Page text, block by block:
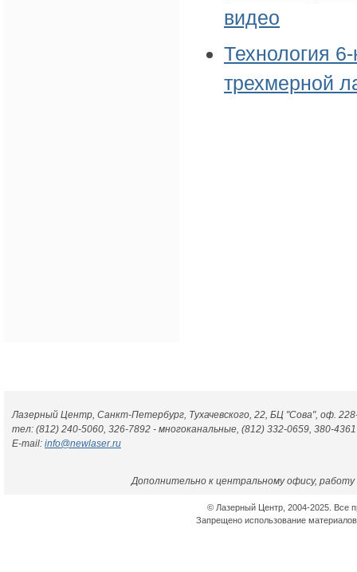
видео
Технология
трехмерной
Лазерный Центр, Санкт-Петербург, Тухачевского, 22, БЦ "Сова", оф.
тел: (812) 240-5060, 326-7892 - многоканальные, (812) 332-0659, 380-4361
E-mail: info@newlaser.ru
Дополнительно к центральному офису,
© Лазерный Центр, 2004-2025. Все
Запрещено использование